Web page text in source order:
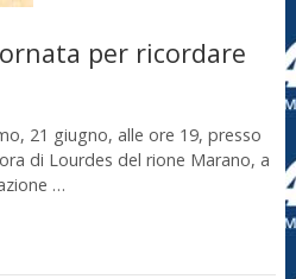
per ricordare
21 giugno, alle ore 19, presso
di Lourdes del rione Marano, a
…